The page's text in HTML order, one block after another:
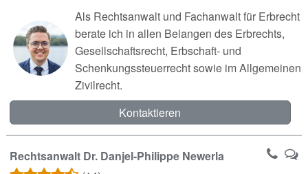
Als Rechtsanwalt und Fachanwalt für Erbrecht
berate ich in allen Belangen des Erbrechts,
Gesellschaftsrecht, Erbschaft- und
Schenkungssteuerrecht sowie im Allgemeinen
Zivilrecht.
Kontaktieren
Rechtsanwalt Dr. Danjel-Philippe Newerla